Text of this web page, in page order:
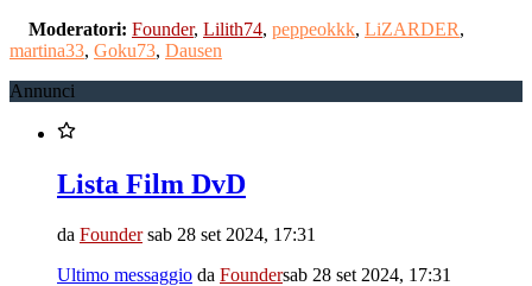
Moderatori: Founder, Lilith74, peppeokkk, LiZARDER,
martina33, Goku73, Dausen
Annunci
Lista Film DvD
da Founder sab 28 set 2024, 17:31
Ultimo messaggio da Foundersab 28 set 2024, 17:31